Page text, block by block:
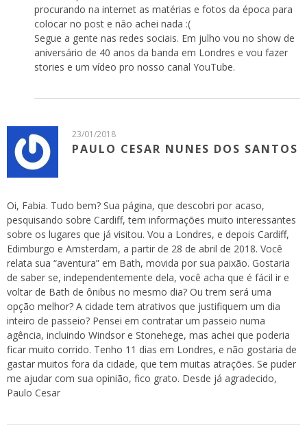
procurando na internet as matérias e fotos da época para
colocar no post e não achei nada :(
Segue a gente nas redes sociais. Em julho vou no show de
aniversário de 40 anos da banda em Londres e vou fazer
stories e um vídeo pro nosso canal YouTube.
23/01/2018
PAULO CESAR NUNES DOS SANTOS
Oi, Fabia. Tudo bem? Sua página, que descobri por acaso,
pesquisando sobre Cardiff, tem informações muito interessantes
sobre os lugares que já visitou. Vou a Londres, e depois Cardiff,
Edimburgo e Amsterdam, a partir de 28 de abril de 2018. Você
relata sua “aventura” em Bath, movida por sua paixão. Gostaria
de saber se, independentemente dela, você acha que é fácil ir e
voltar de Bath de ônibus no mesmo dia? Ou trem será uma
opção melhor? A cidade tem atrativos que justifiquem um dia
inteiro de passeio? Pensei em contratar um passeio numa
agência, incluindo Windsor e Stonehege, mas achei que poderia
ficar muito corrido. Tenho 11 dias em Londres, e não gostaria de
gastar muitos fora da cidade, que tem muitas atrações. Se puder
me ajudar com sua opinião, fico grato. Desde já agradecido,
Paulo Cesar